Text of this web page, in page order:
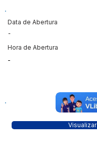
Data de Abertura
-
Hora de Abertura
-
Visualizar